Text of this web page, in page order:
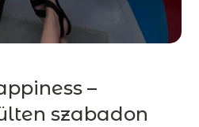
–
szabadon